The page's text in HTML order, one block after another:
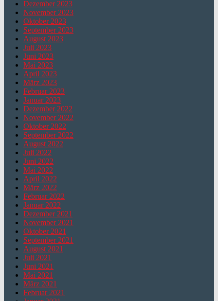
Dezember 2023
November 2023
Oktober 2023
September 2023
August 2023
Juli 2023
Juni 2023
Mai 2023
April 2023
März 2023
Februar 2023
Januar 2023
Dezember 2022
November 2022
Oktober 2022
September 2022
August 2022
Juli 2022
Juni 2022
Mai 2022
April 2022
März 2022
Februar 2022
Januar 2022
Dezember 2021
November 2021
Oktober 2021
September 2021
August 2021
Juli 2021
Juni 2021
Mai 2021
März 2021
Februar 2021